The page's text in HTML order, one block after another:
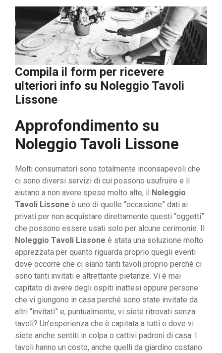
Compila il form per ricevere
ulteriori info su Noleggio Tavoli
Lissone
Approfondimento su
Noleggio Tavoli Lissone
Molti consumatori sono totalmente inconsapevoli che
ci sono diversi servizi di cui possono usufruire e li
aiutano a non avere spese molto alte, il
Noleggio
Tavoli Lissone è uno di quelle “occasione” dati ai
privati per non acquistare direttamente questi “oggetti”
che possono essere usati solo per alcune cerimonie. Il
Noleggio Tavoli Lissone è stata una soluzione molto
apprezzata per quanto riguarda proprio quegli eventi
dove occorre che ci siano tanti tavoli proprio perché ci
sono tanti invitati e altrettante pietanze. Vi è mai
capitato di avere degli ospiti inattesi oppure persone
che vi giungono in casa perché sono state invitate da
altri “invitati” e, puntualmente, vi siete ritrovati senza
tavoli? Un’esperienza che è capitata a tutti e dove vi
siete anche sentiti in colpa o cattivi padroni di casa. I
tavoli hanno un costo, anche quelli da giardino costano